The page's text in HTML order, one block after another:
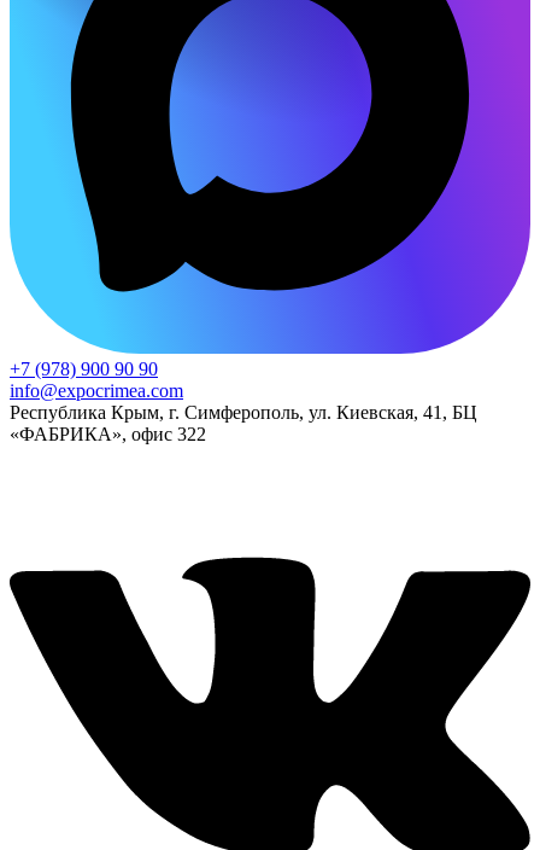
+7 (978) 900 90 90
info@expocrimea.com
Республика Крым, г. Симферополь, ул. Киевская, 41, БЦ
«ФАБРИКА», офис 322